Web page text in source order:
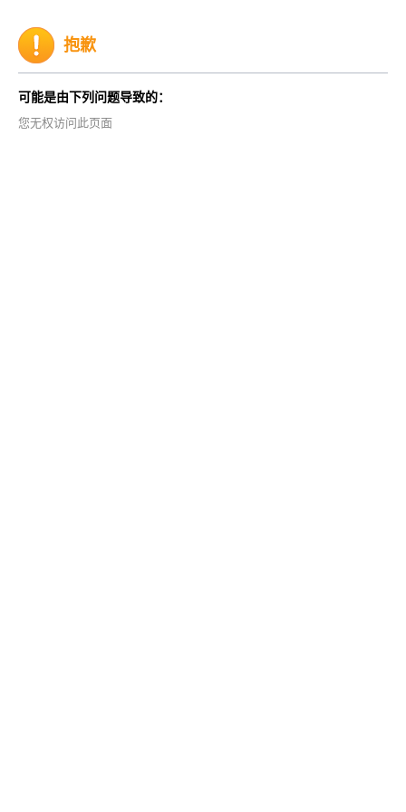
抱歉
可能是由下列问题导致的：
您无权访问此页面